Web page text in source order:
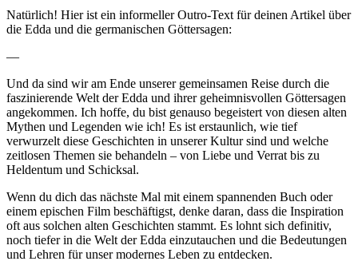
Natürlich! Hier ist ein informeller Outro-Text für deinen Artikel über
die Edda und die germanischen Göttersagen:
—
Und da sind wir am Ende unserer gemeinsamen Reise durch die
faszinierende Welt der Edda und ihrer geheimnisvollen Göttersagen
angekommen. Ich hoffe, du bist genauso begeistert von diesen alten
Mythen und Legenden wie ich! Es ist erstaunlich, wie tief
verwurzelt diese Geschichten in unserer Kultur sind und welche
zeitlosen Themen sie behandeln – von Liebe und Verrat bis zu
Heldentum und Schicksal.
Wenn du dich das nächste Mal mit einem spannenden Buch oder
einem epischen Film beschäftigst, denke daran, dass die Inspiration
oft aus solchen alten Geschichten stammt. Es lohnt sich definitiv,
noch tiefer in die Welt der Edda einzutauchen und die Bedeutungen
und Lehren für unser modernes Leben zu entdecken.